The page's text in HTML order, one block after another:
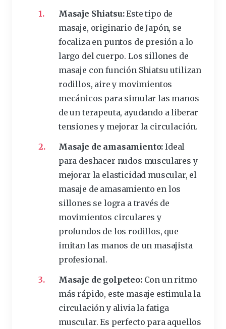
Masaje Shiatsu:Este tipo de
masaje, originario de Japón, se
focaliza en puntos de presión a lo
largo del cuerpo. Los sillones de
masaje con función Shiatsu utilizan
rodillos, airey movimientos
mecánicos para simular las manos
de un terapeuta, ayudando a liberar
tensiones y mejorar la circulación.
Masaje de amasamiento: Ideal
para deshacer nudos musculares y
mejorar la elasticidad muscular, el
masaje de amasamiento en los
sillones se logra a través de
movimientos circulares y
profundos de los rodillos, que
imitan las manos de un masajista
profesional.
Masaje de golpeteo:Con un ritmo
más rápido, este masaje estimula la
circulación y alivia la fatiga
muscular. Es perfecto para aquellos